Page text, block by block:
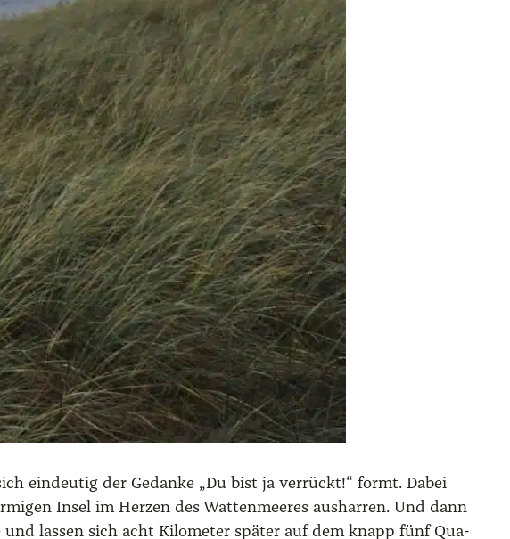
ein­deu­tig der Gedan­ke „Du bist ja ver­rückt!“ formt. Dabei
Insel im Her­zen des Wat­ten­mee­res aus­har­ren. Und dann
las­sen sich acht Kilo­me­ter spä­ter auf dem knapp fünf Qua­